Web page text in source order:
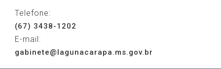
Telefone:
(67) 3438-1202
E-mail:
gabinete@lagunacarapa.ms.gov.br